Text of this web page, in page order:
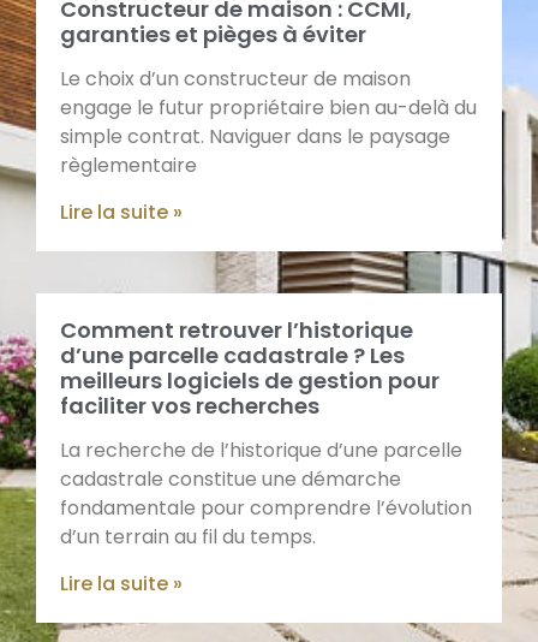
Constructeur de maison : CCMI,
garanties et pièges à éviter
Le choix d’un constructeur de maison
engage le futur propriétaire bien au-delà du
simple contrat. Naviguer dans le paysage
règlementaire
Lire la suite »
Comment retrouver l’historique
d’une parcelle cadastrale ? Les
meilleurs logiciels de gestion pour
faciliter vos recherches
La recherche de l’historique d’une parcelle
cadastrale constitue une démarche
fondamentale pour comprendre l’évolution
d’un terrain au fil du temps.
Lire la suite »